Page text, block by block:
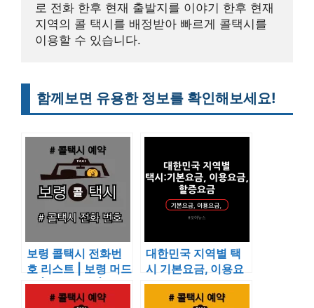
로 전화 한후 현재 출발지를 이야기 한후 현재
지역의 콜 택시를 배정받아 빠르게 콜택시를
이용할 수 있습니다.
함께보면 유용한 정보를 확인해보세요!
보령 콜택시 전화번
호 리스트 | 보령 머드
콜 | 호출 예약 | 이용
요금 알아보기
대한민국 지역별 택
시 기본요금, 이용요
금, 할증요금, 할증 시